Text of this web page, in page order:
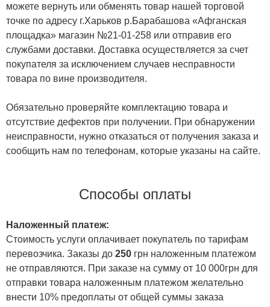
можете вернуть или обменять товар нашей торговой
точке по адресу г.Харьков р.Барабашова «Афганская
площадка» магазин №21-01-258 или отправив его
службами доставки. Доставка осуществляется за счет
покупателя за исключением случаев несправности
товара по вине производителя.
Обязательно проверяйте комплектацию товара и
отсутствие дефектов при получении. При обнаружении
неисправности, нужно отказаться от получения заказа и
сообщить нам по телефонам, которые указаны на сайте.
Способы оплаты
Наложенный платеж:
Стоимость услуги оплачивает покупатель по тарифам
перевозчика. Заказы до 250 грн наложенным платежом
не отправляются. При заказе на сумму от 10 000грн для
отправки товара наложенным платежом желательно
внести 10% предоплаты от общей суммы заказа